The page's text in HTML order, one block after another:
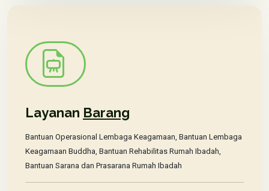
Layanan Barang
Bantuan Operasional Lembaga Keagamaan, Bantuan Lembaga
Keagamaan Buddha, Bantuan Rehabilitas Rumah Ibadah,
Bantuan Sarana dan Prasarana Rumah Ibadah